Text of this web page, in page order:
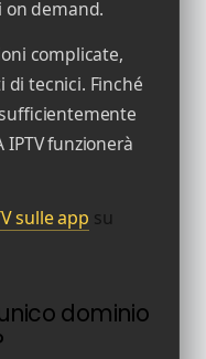
on demand.
complicate,
tecnici. Finché
funzionerà
sulle app su
dominio